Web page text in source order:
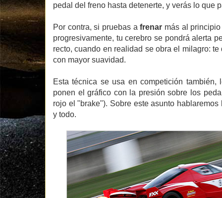
pedal del freno hasta detenerte, y verás lo que
Por contra, si pruebas afrenar más al
progresivamente, tu cerebro se pondrá alerta
recto, cuando en realidad se obra el milagro:
con mayor suavidad.
Esta técnica se usa en competición
ponen el gráfico con la presión sobre los
rojo el "brake"). Sobre este asunto
y todo.